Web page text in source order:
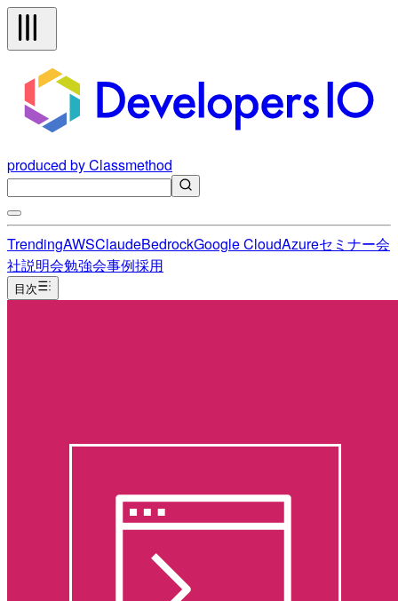
produced by Classmethod
TrendingAWSClaudeBedrockGoogle CloudAzureセミナー会
社説明会勉強会事例採用
目次